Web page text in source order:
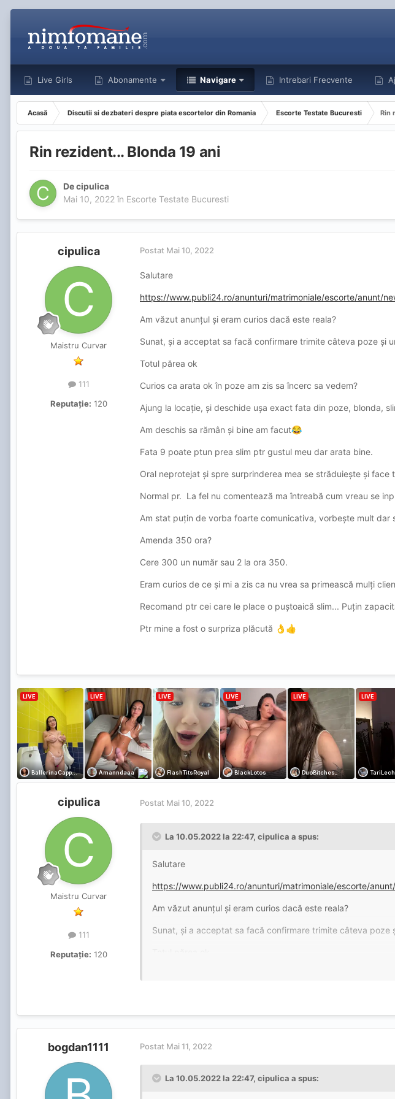
Live Girls Abonamente Navigare Intrebari Frecvente
Acasă Discutii si dezbateri despre piata escortelor din Romania Escorte Testate Bucuresti Rin
Rin rezident... Blonda 19 ani
Decipulica
Mai 10, 2022 în Escorte Testate Bucuresti
cipulica
Maistru Curvar
111
Reputație: 120
Postat Mai 10, 2022
Salutare
https://www.publi24.ro/anunturi/matrimoniale/escorte/anunt/
Am văzut anunțul și eram curios dacă este reala?
Sunat, și a acceptat sa facă confirmare trimite câteva poze și
Totul părea ok
Curios ca arata ok în poze am zis sa încerc sa vedem?
Ajung la locație, și deschide ușa exact fata din poze, blonda,
Am deschis sa rămân și bine am facut😂
Fata 9 poate ptun prea slim ptr gustul meu dar arata bine.
Oral neprotejat și spre surprinderea mea se străduiește și face
Normal pr. La fel nu comentează ma întreabă cum vreau se
Am stat puțin de vorba foarte comunicativa, vorbește mult dar
Amenda 350 ora?
Cere 300 un număr sau 2 la ora 350.
Eram curios de ce și mi a zis ca nu vrea sa primească mulți
Recomand ptr cei care le place o puștoaică slim... Puțin
Ptr mine a fost o surpriza plăcută 👌 👍
cipulica
Maistru Curvar
111
Reputație: 120
Postat Mai 10, 2022
La 10.05.2022 la 22:47, cipulica a spus:
Salutare
https://www.publi24.ro/anunturi/matrimoniale/escorte/
Am văzut anunțul și eram curios dacă este reala?
Sunat, și a acceptat sa facă confirmare trimite câteva poze
Am descis sa rămân și bine am facut😂
Normal pr. La fel nu comentează ma întreabă cum vreau
bogdan1111 Postat Mai 11, 2022
La 10.05.2022 la 22:47, cipulica a spus: